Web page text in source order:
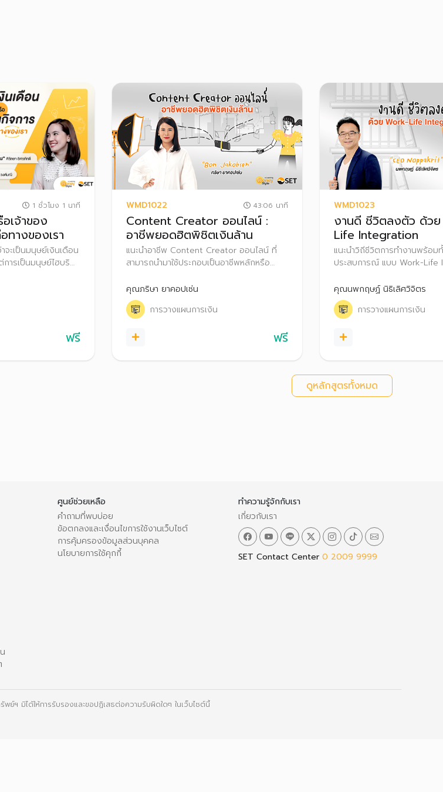
1 ชั่วโมง 1 นาที
เจ้าของ
ทางของเรา
จะเป็นมนุษย์เงินเดือน
การเป็นมนุษย์ไฮบริด
นการเงิน สำหรับทุก
ฟรี
WMD1022 43:06 นาที
Content Creator ออนไลน์ :
อาชีพยอดฮิตพิชิตเงินล้าน
แนะนำอาชีพ Content Creator ออนไลน์ ที่
สามารถนำมาใช้ประกอบเป็นอาชีพหลักหรือ
Content และการสร้างรายได้ทางออนไลน์ผ่าน
แพลตฟอร์มโซเชียลมีเดียต่างๆ รวมถึงแนะนำ
เคล็ดลับการวางแผนการเงินสำหรับ Content
คุณภริษา ยาคอปเซ่น
การวางแผนการเงิน
ฟรี
WMD1023
งานดี ชีวิตลงตัว ด้ว
Life Integration
แนะนำวิถีชีวิตการทำงานพร้อม
ประสบการณ์ แบบ Work-Life
ลูกค้า พร้อมทั้งสอดแทรกเรื่อง
วางแผนบริหารการเงิน โดยน
Life Integration มาใช้ บริหาร
คุณนพกฤษฏ์ นิธิเลิศวิจิตร
การวางแผนการเงิน
ดูหลักสูตรทั้งหมด
ศูนย์ช่วยเหลือ
คำถามที่พบบ่อย
ข้อตกลงและเงื่อนไขการใช้งานเว็บไซต์
การคุ้มครองข้อมูลส่วนบุคคล
นโยบายการใช้คุกกี้
ทำความรู้จักกับเรา
เกี่ยวกับเรา
SET Contact Center 0 2009 9999
ย์ฯ มิได้ให้การรับรองและขอปฏิเสธต่อความรับผิดใดๆ ในเว็บไซต์นี้